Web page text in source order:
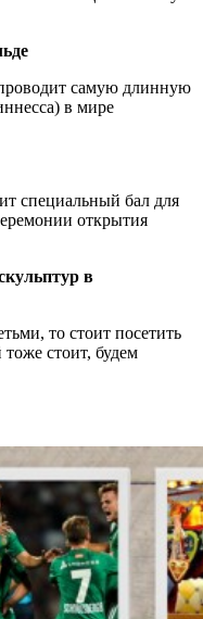
самую длинную
в мире
специальный бал для
открытия
в
то стоит посетить
стоит, будем